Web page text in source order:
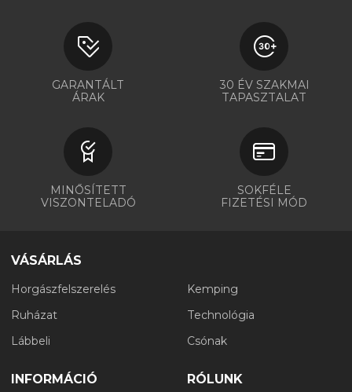
GARANTÁLT
ÁRAK
30 ÉV SZAKMAI
TAPASZTALAT
MINŐSÍTETT
VISZONTELADÓ
SOKFÉLE
FIZETÉSI MÓD
VÁSÁRLÁS
Horgászfelszerelés
Ruházat
Lábbeli
Kemping
Technológia
Csónak
INFORMÁCIÓ RÓLUNK